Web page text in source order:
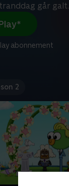
går galt.
abonnement
2